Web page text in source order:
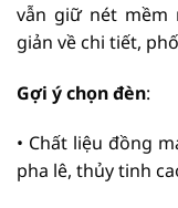
vẫn giữ nét mềm
giản về chi tiết,
Gợi ý chọn đèn:
• Chất liệu đồng
pha lê, thủy tinh